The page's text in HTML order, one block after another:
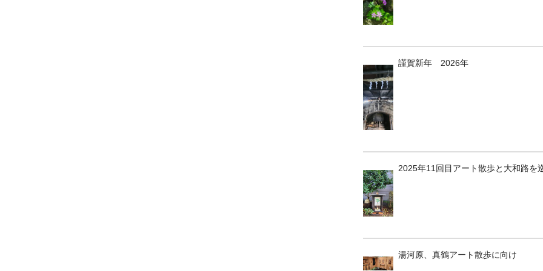
謹賀新年 2026年
2025年11回目アート散歩と大和路を
湯河原、真鶴アート散歩に向け